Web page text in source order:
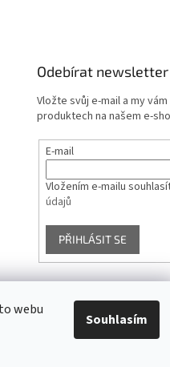
webu
Souhlasím
Odebírat newsletter
Vložte svůj e-mail a my
produktech na našem e-
E-mail
Vložením e-mailu
údajů
PŘIHLÁSIT SE